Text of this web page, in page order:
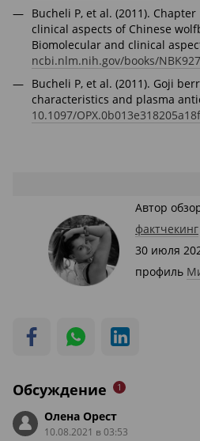
Bucheli P, et al. (2011).
clinical aspects of Chinese
Biomolecular and clinical
ncbi.nlm.nih.gov/books/
Bucheli P, et al. (2011). Goji
characteristics and plasma
10.1097/OPX.0b013e318205a18f
Автор
фактчекинг
30 июля
профиль
Обсуждение 1
Олена Орест
10.08.2021 в 03:53